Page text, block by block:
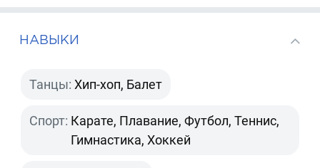
НАВЫКИ
Танцы: Хип-хоп, Балет
Спорт: Карате, Плавание, Футбол, Теннис,
Гимнастика, Хоккей